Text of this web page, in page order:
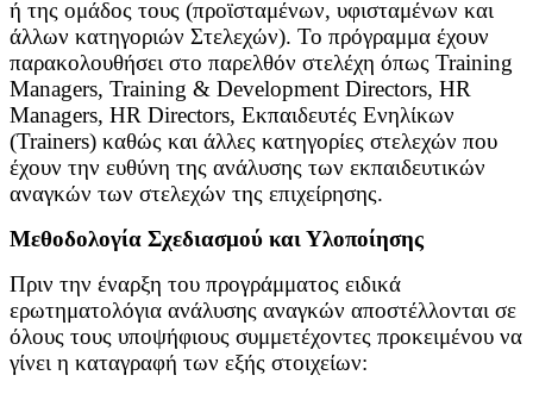
ή της ομάδος τους (προϊσταμένων, υφισταμένων και
άλλων κατηγοριών Στελεχών). Το πρόγραμμα έχουν
παρακολουθήσει στο παρελθόν στελέχη όπως Training
Managers, Training & Development Directors, HR
Managers, HR Directors, Εκπαιδευτές Ενηλίκων
(Trainers) καθώς και άλλες κατηγορίες στελεχών που
έχουν την ευθύνη της ανάλυσης των εκπαιδευτικών
αναγκών των στελεχών της επιχείρησης.
Μεθοδολογία Σχεδιασμού και Υλοποίησης
Πριν την έναρξη του προγράμματος ειδικά
ερωτηματολόγια ανάλυσης αναγκών αποστέλλονται σε
όλους τους υποψήφιους συμμετέχοντες προκειμένου να
γίνει η καταγραφή των εξής στοιχείων: